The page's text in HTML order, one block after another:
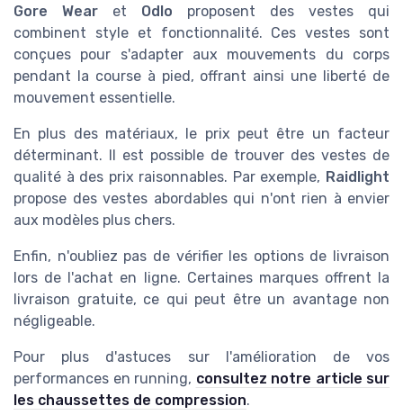
Gore Wear et Odlo proposent des vestes qui
combinent style et fonctionnalité. Ces vestes sont
conçues pour s'adapter aux mouvements du corps
pendant la course à pied, offrant ainsi une liberté de
mouvement essentielle.
En plus des matériaux, le prix peut être un facteur
déterminant. Il est possible de trouver des vestes de
qualité à des prix raisonnables. Par exemple, Raidlight
propose des vestes abordables qui n'ont rien à envier
aux modèles plus chers.
Enfin, n'oubliez pas de vérifier les options de livraison
lors de l'achat en ligne. Certaines marques offrent la
livraison gratuite, ce qui peut être un avantage non
négligeable.
Pour plus d'astuces sur l'amélioration de vos
performances en running, consultez notre article sur
les chaussettes de compression.